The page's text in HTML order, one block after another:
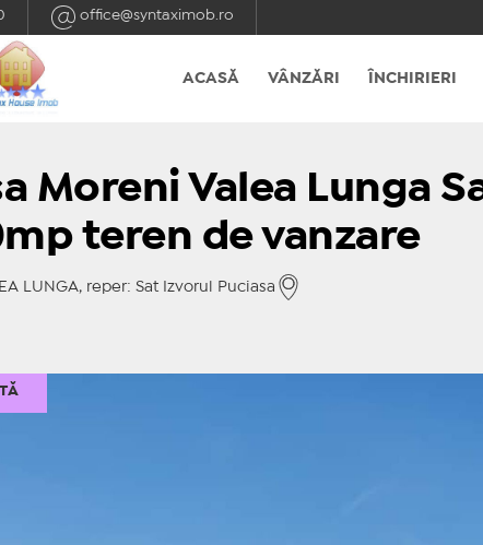
office@syntaximob.ro
ACASĂ VÂNZĂRI ÎNCHIRIERI
Moreni Valea Lunga
teren de vanzare
LUNGA, reper: Sat Izvorul Puciasa